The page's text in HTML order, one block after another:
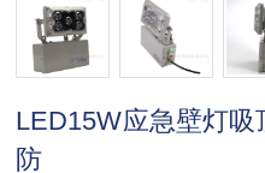
LED15W应急壁灯
防